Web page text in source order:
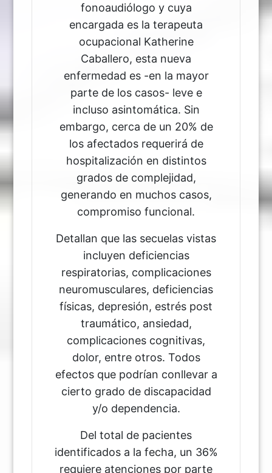
fonoaudiólogo y cuya
encargada es la terapeuta
ocupacional Katherine
Caballero, esta nueva
enfermedad es -en la mayor
parte de los casos- leve e
incluso asintomática. Sin
embargo, cerca de un 20% de
los afectados requerirá de
hospitalización en distintos
grados de complejidad,
generando en muchos casos,
compromiso funcional.
Detallan que las secuelas vistas
incluyen deficiencias
respiratorias, complicaciones
neuromusculares, deficiencias
físicas, depresión, estrés post
traumático, ansiedad,
complicaciones cognitivas,
dolor, entre otros. Todos
efectos que podrían conllevar a
cierto grado de discapacidad
y/o dependencia.
Del total de pacientes
identificados a la fecha, un 36%
requiere atenciones por parte